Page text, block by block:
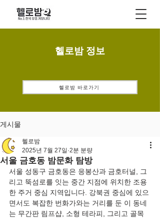
헬로밤 정보
헬로밤 바로가기
게시물
서울 금호동 밤문화 탐방
헬로밤
2025년 7월 27일 2분 분량
서울 성동구 금호동은 응봉산과 금호터널, 그
리고 뚝섬로를 잇는 중간 지점에 위치한 조용
한 주거 중심 지역입니다. 강북권 중심에 있으
면서도 복잡한 번화가와는 거리를 둔 이 동네
는 무간판 림프샵, 소형 테라피, 그리고 골목